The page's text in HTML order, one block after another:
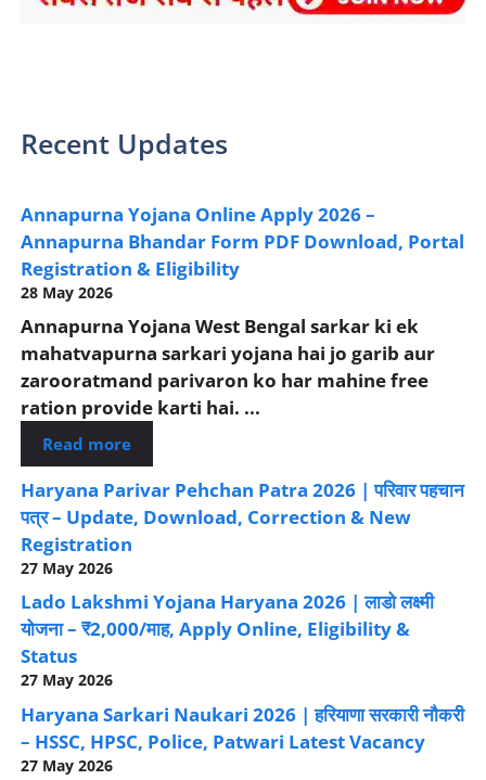
Recent Updates
Annapurna Yojana Online Apply 2026 –
Annapurna Bhandar Form PDF Download, Portal
Registration & Eligibility
28 May 2026
Annapurna Yojana West Bengal sarkar ki ek
mahatvapurna sarkari yojana hai jo garib aur
zarooratmand parivaron ko har mahine free
ration provide karti hai. ...
Read more
Haryana Parivar Pehchan Patra 2026 | परिवार पहचान
पत्र – Update, Download, Correction & New
Registration
27 May 2026
Lado Lakshmi Yojana Haryana 2026 | लाडो लक्ष्मी
योजना – ₹2,000/माह, Apply Online, Eligibility &
Status
27 May 2026
Haryana Sarkari Naukari 2026 | हरियाणा सरकारी नौकरी
– HSSC, HPSC, Police, Patwari Latest Vacancy
27 May 2026